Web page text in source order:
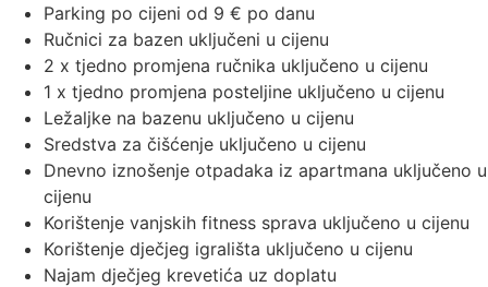
Parking po cijeni od 9 € po danu
Ručnici za bazen uključeni u cijenu
2 x tjedno promjena ručnika uključeno u cijenu
1 x tjedno promjena posteljine uključeno u cijenu
Ležaljke na bazenu uključeno u cijenu
Sredstva za čišćenje uključeno u cijenu
Dnevno iznošenje otpadaka iz apartmana uključeno u
cijenu
Korištenje vanjskih fitness sprava uključeno u cijenu
Korištenje dječjeg igrališta uključeno u cijenu
Najam dječjeg krevetića uz doplatu